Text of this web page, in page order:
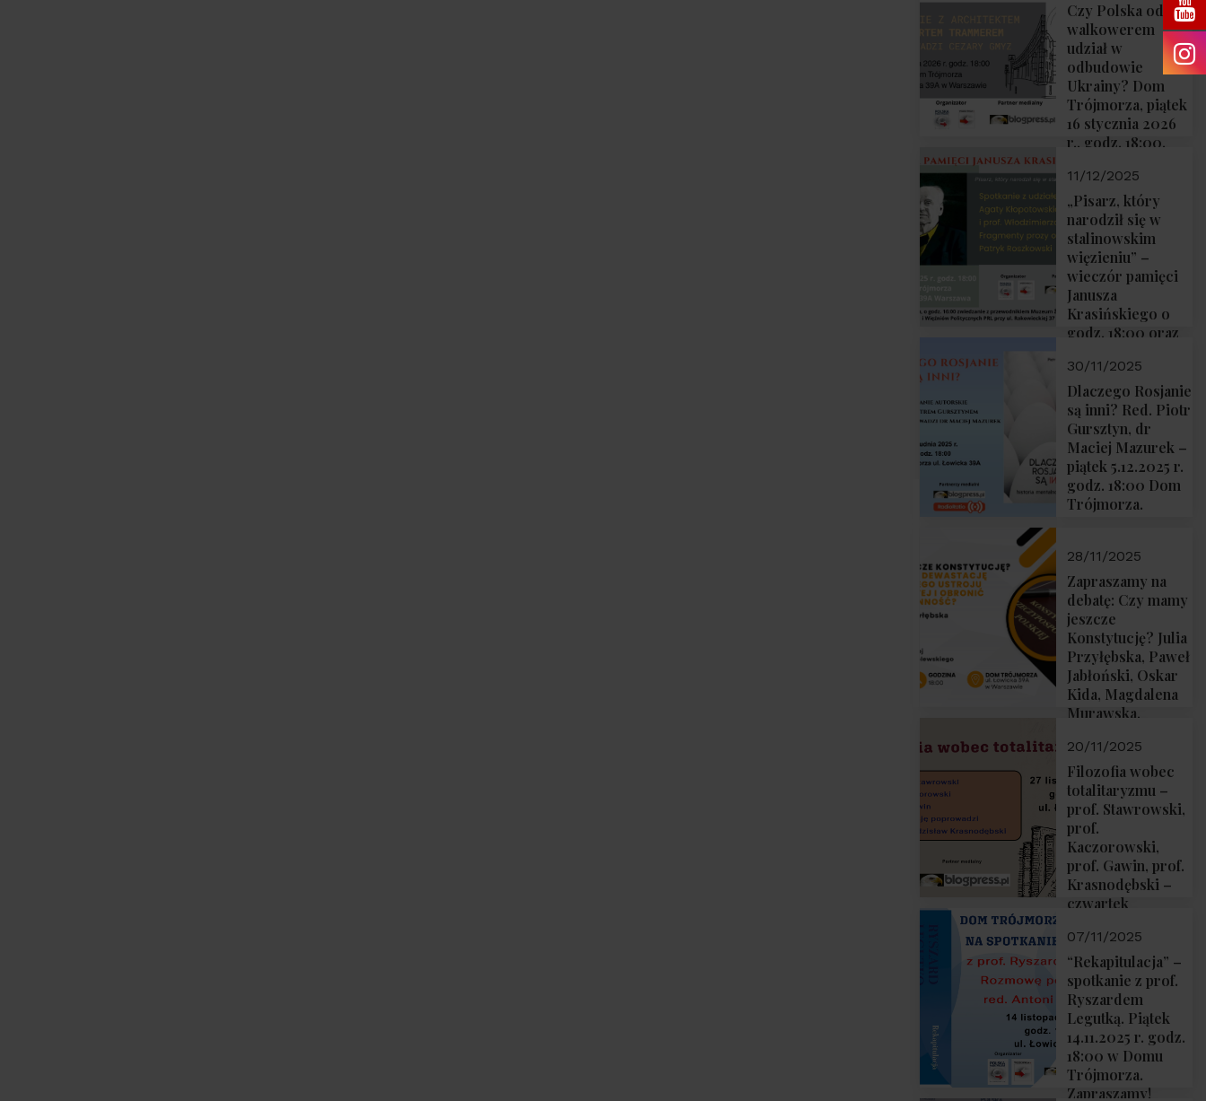
Czy Polska oddaje
walkowerem
udział w
odbudowie
Ukrainy? Dom
Trójmorza, piątek
16 stycznia 2026
r., godz. 18:00.
11/12/2025
„Pisarz, który
narodził się w
stalinowskim
więzieniu” –
wieczór pamięci
Janusza
Krasińskiego o
godz. 18:00 oraz
Muzeum
Żołnierzy
Wyklętych i
Więźniów
Politycznych PRL
o godz. 16:00 – 19
grudnia 2025 r.
30/11/2025
Dlaczego Rosjanie
są inni? Red. Piotr
Gursztyn, dr
Maciej Mazurek –
piątek 5.12.2025 r.
godz. 18:00 Dom
Trójmorza.
28/11/2025
Zapraszamy na
debatę: Czy mamy
jeszcze
Konstytucję? Julia
Przyłębska, Paweł
Jabłoński, Oskar
Kida, Magdalena
Murawska,
Sobolewski – 4
grudnia 2025 r.
godz. 18:00.
20/11/2025
Filozofia wobec
totalitaryzmu –
prof. Stawrowski,
prof.
Kaczorowski,
prof. Gawin, prof.
Krasnodębski –
czwartek
18:00
07/11/2025
“Rekapitulacja” –
spotkanie z prof.
Ryszardem
Legutką. Piątek
14.11.2025 r. godz.
18:00 w Domu
Trójmorza.
Zapraszamy!